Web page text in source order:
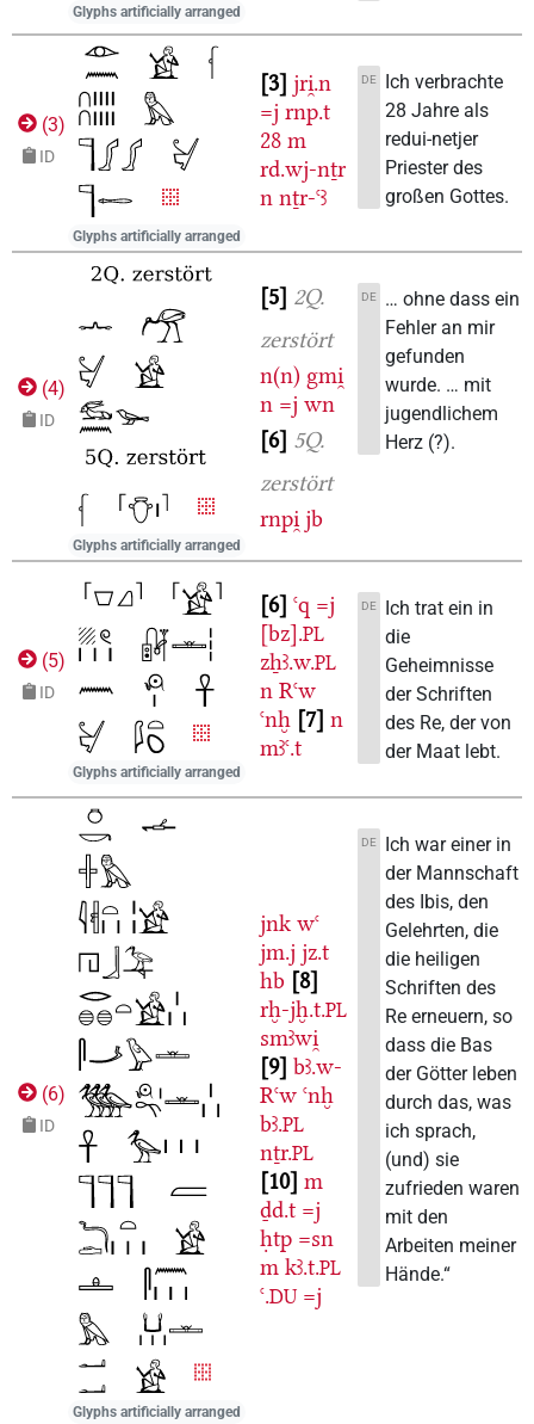
Glyphs artificially arranged
(3)
ID
Glyphs artificially arranged
3 jri̯.n
=j rnp.t
28 m
rd.wj-nṯr
n nṯr-ꜥꜣ
DE
Ich verbrachte
28 Jahre als
redui-netjer
Priester des
großen Gottes.
(4)
ID
Glyphs artificially arranged
5 2Q.
zerstört
n(n) gmi̯
n =j wn
6 5Q.
zerstört
rnpi̯ jb
DE
… ohne dass ein
Fehler an mir
gefunden
wurde. … mit
jugendlichem
Herz (?).
(5)
ID
Glyphs artificially arranged
6 ꜥq =j
[bz].PL
zẖꜣ.w.PL
n Rꜥw
ꜥnḫ 7 n
mꜣꜥ.t
DE
Ich trat ein in
die
Geheimnisse
der Schriften
des Re, der von
der Maat lebt.
(6)
ID
Glyphs artificially arranged
jnk wꜥ
jm.j jz.t
hb 8
rḫ-jḫ.t.PL
smꜣwi̯
9 bꜣ.w-
Rꜥw ꜥnḫ
bꜣ.PL
nṯr.PL
10 m
ḏd.t =j
ḥtp =sn
m kꜣ.t.PL
ꜥ.DU =j
DE
Ich war einer in
der Mannschaft
des Ibis, den
Gelehrten, die
die heiligen
Schriften des
Re erneuern, so
dass die Bas
der Götter leben
durch das, was
ich sprach,
(und) sie
zufrieden waren
mit den
Arbeiten meiner
Hände.“